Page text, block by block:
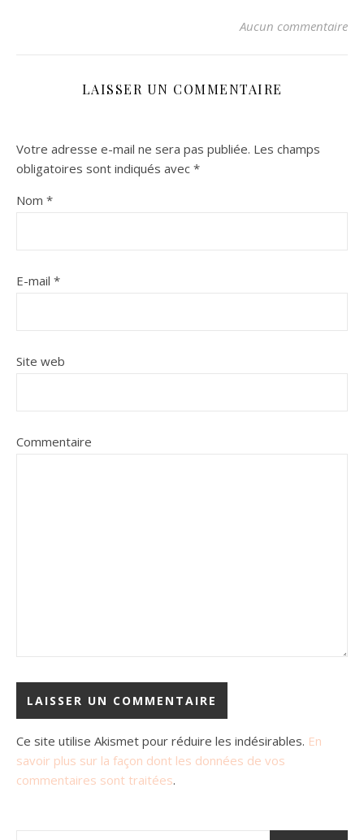
Aucun commentaire
LAISSER UN COMMENTAIRE
Votre adresse e-mail ne sera pas publiée. Les champs
obligatoires sont indiqués avec *
Nom *
E-mail *
Site web
Commentaire
Ce site utilise Akismet pour réduire les indésirables. En
savoir plus sur la façon dont les données de vos
commentaires sont traitées.